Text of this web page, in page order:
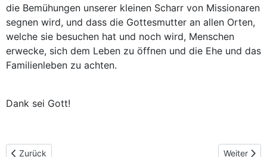
die Bemühungen unserer kleinen Scharr von Missionaren
segnen wird, und dass die Gottesmutter an allen Orten,
welche sie besuchen hat und noch wird, Menschen
erwecke, sich dem Leben zu öffnen und die Ehe und das
Familienleben zu achten.
Dank sei Gott!
Vorheriger Beitrag: Pressemitteilungen
Zurück Nächster
Weiter